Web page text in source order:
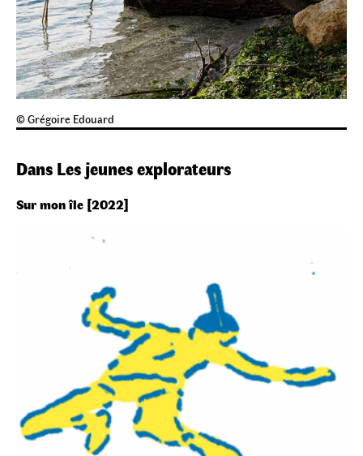
© Grégoire Edouard
Dans Les jeunes explorateurs
Sur mon île [2022]